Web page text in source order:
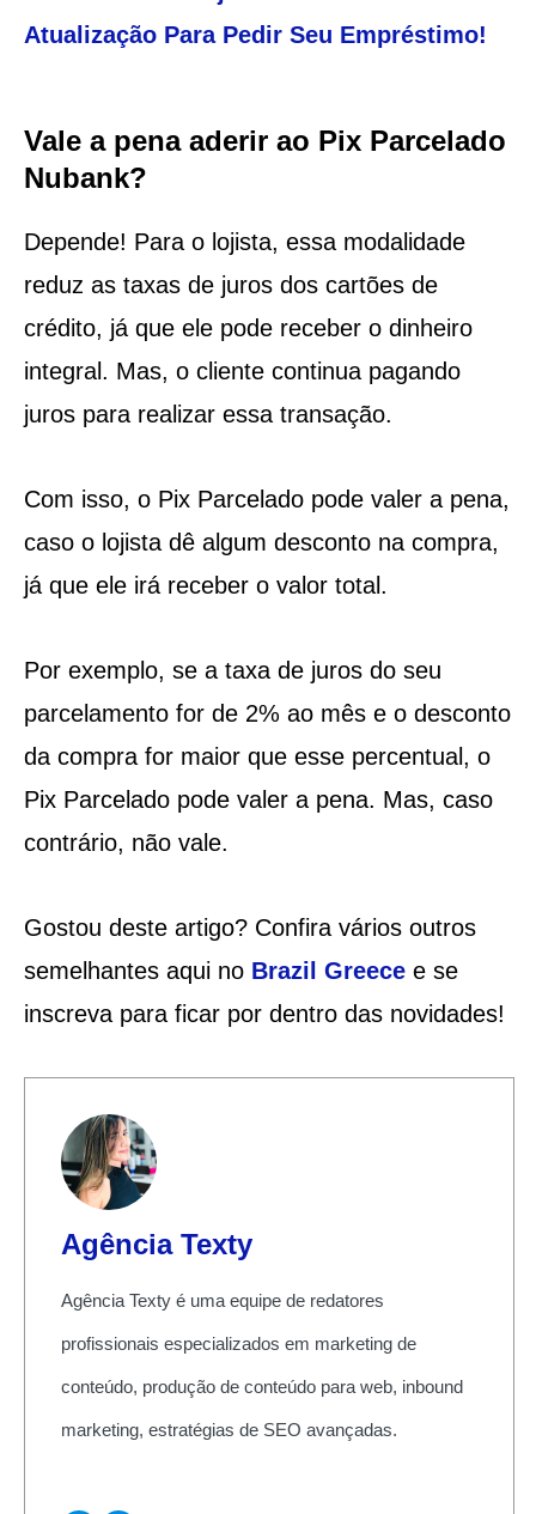
Atualização Para Pedir Seu Empréstimo!
Vale a pena aderir ao Pix Parcelado
Nubank?
Depende! Para o lojista, essa modalidade
reduz as taxas de juros dos cartões de
crédito, já que ele pode receber o dinheiro
integral. Mas, o cliente continua pagando
juros para realizar essa transação.
Com isso, o Pix Parcelado pode valer a pena,
caso o lojista dê algum desconto na compra,
já que ele irá receber o valor total.
Por exemplo, se a taxa de juros do seu
parcelamento for de 2% ao mês e o desconto
da compra for maior que esse percentual, o
Pix Parcelado pode valer a pena. Mas, caso
contrário, não vale.
Gostou deste artigo? Confira vários outros
semelhantes aqui no Brazil Greecee se
inscreva para ficar por dentro das novidades!
Agência Texty
Agência Texty é uma equipe de redatores
profissionais especializados em marketing de
conteúdo, produção de conteúdo para web, inbound
marketing, estratégias de SEO avançadas.